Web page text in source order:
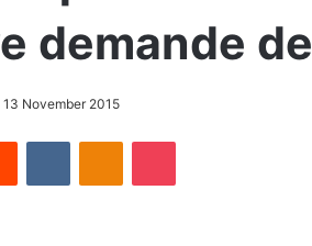
demande
13 November 2015